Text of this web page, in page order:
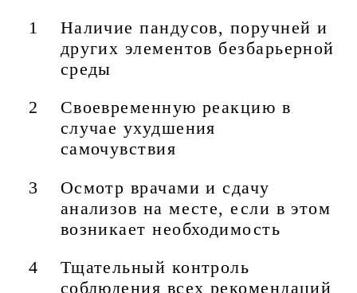
Наличие пандусов, поручней и
других элементов безбарьерной
среды
Своевременную реакцию в
случае ухудшения
самочувствия
Осмотр врачами и сдачу
анализов на месте, если в этом
возникает необходимость
Тщательный контроль
соблюдения всех рекомендаций